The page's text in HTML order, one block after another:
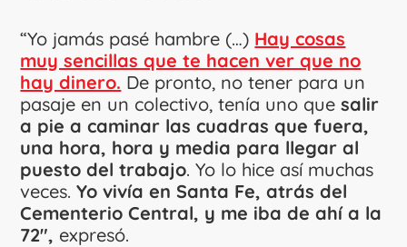
“Yo jamás pasé hambre (…) Hay cosas
muy sencillas que te hacen ver que no
hay dinero. De pronto, no tener para un
pasaje en un colectivo, tenía uno que salir
a pie a caminar las cuadras que fuera,
una hora, hora y media para llegar al
puesto del trabajo. Yo lo hice así muchas
veces.Yo vivía en Santa Fe, atrás del
Cementerio Central, y me iba de ahí a la
72″, expresó.